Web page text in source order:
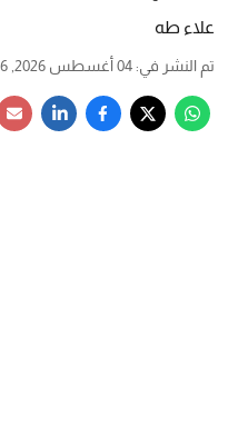
علاء طه
تم النشر في: 04 أغسطس 2026, 7:56 مساءً